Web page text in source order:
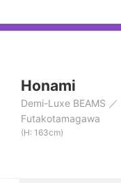
Honami
Demi-Luxe BEAMS
Futakotamagawa
(H: 163cm)